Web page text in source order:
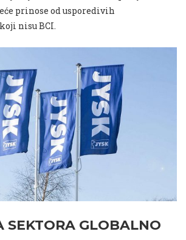
prinose od usporedivih
nisu BCI.
SEKTORA GLOBALNO